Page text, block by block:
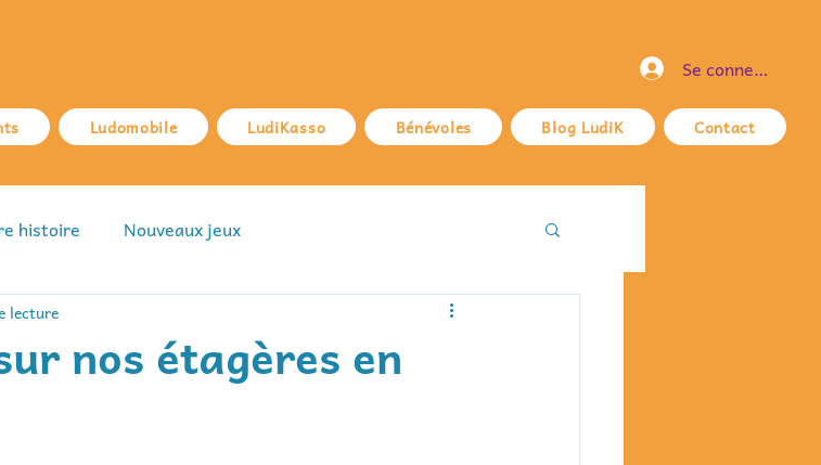
Se connecter
Ludomobile LudiKasso Bénévoles Blog LudiK Contact
histoire Nouveaux jeux
nos étagères en
lecture